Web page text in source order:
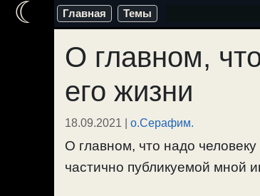
Перейти
содержимому
Главная Темы
О главном,
его жизни
18.09.2021 | о.Серафим.
О главном, что надо
частично публикуемой мной
☾